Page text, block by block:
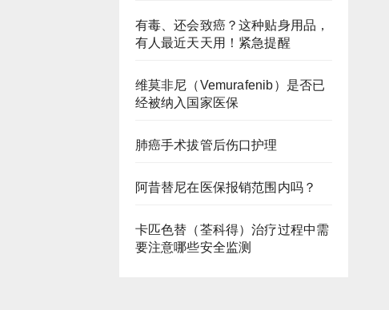
有毒、还会致癌？这种贴身用品，
有人最近天天用！紧急提醒
维莫非尼（Vemurafenib）是否已
经被纳入国家医保
肺癌手术拔管后伤口护理
阿昔替尼在医保报销范围内吗？
卡匹色替（荃科得）治疗过程中需
要注意哪些安全监测